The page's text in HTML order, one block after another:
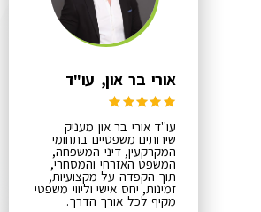
אורי בר און, עו"ד
עו"ד אורי בר און מעניק
שירותים משפטיים בתחומי
המקרקעין, דיני המשפחה,
המשפט האזרחי והמסחרי,
תוך הקפדה על מקצועיות,
זמינות, יחס אישי וליווי משפטי
מקיף לכל אורך הדרך.